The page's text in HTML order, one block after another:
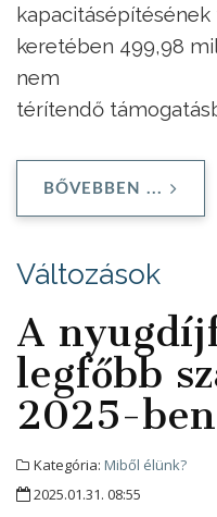
kapacitásépítésének
keretében 499,98
nem
térítendő
BŐVEBBEN ...
Változások
A
legfőbb
2025-ben
Kategória: Miből élünk?
2025.01.31. 08:55